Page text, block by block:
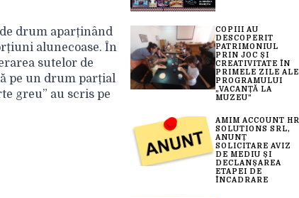
drum aparținând
alunecoase. În
sutelor de
pe un drum parțial
greu” au scris pe
COPIII AU
DESCOPERIT
PATRIMONIUL
PRIN JOC ȘI
CREATIVITATE ÎN
PRIMELE ZILE ALE
PROGRAMULUI
„VACANȚĂ LA
MUZEU”
AMIM ACCOUNT HR
SOLUTIONS SRL,
ANUNȚ
SOLICITARE AVIZ
DE MEDIU ȘI
DECLANȘAREA
ETAPEI DE
ÎNCADRARE